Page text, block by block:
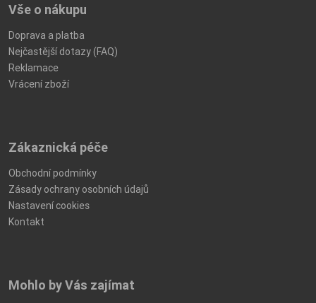
Vše o nákupu
Doprava a platba
Nejčastější dotazy (FAQ)
Reklamace
Vrácení zboží
Zákaznická péče
Obchodní podmínky
Zásady ochrany osobních údajů
Nastavení cookies
Kontakt
Mohlo by Vás zajímat